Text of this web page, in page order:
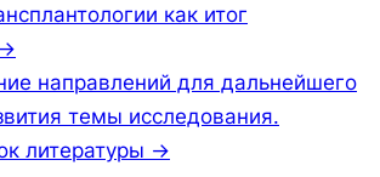
как итог
направлений для дальнейшего
темы исследования.
литературы →